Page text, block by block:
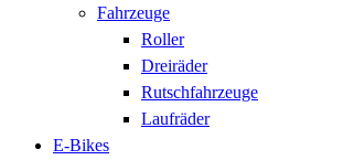
Fahrzeuge
Roller
Dreiräder
Rutschfahrzeuge
Laufräder
E-Bikes